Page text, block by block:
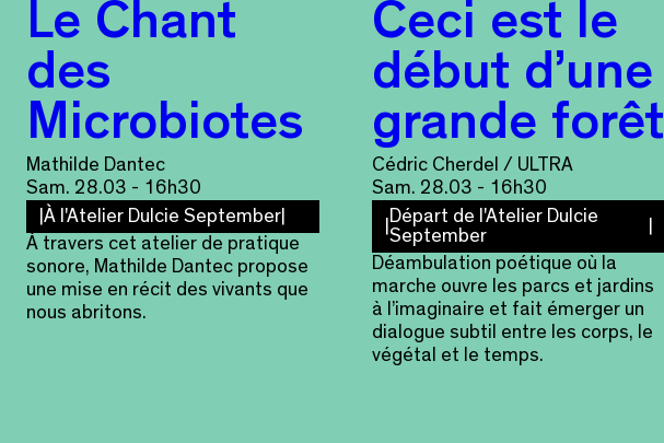
Le Chant
des
Microbiotes
Mathilde Dantec
Sam. 28.03 - 16h30
À l'Atelier Dulcie September
À travers cet atelier de pratique
sonore, Mathilde Dantec propose
une mise en récit des vivants que
nous abritons.
Ceci est le
début d’une
grande forêt
Cédric Cherdel / ULTRA
Sam. 28.03 - 16h30
Départ de l'Atelier Dulcie
September
Déambulation poétique où la
marche ouvre les parcs et jardins
à l’imaginaire et fait émerger un
dialogue subtil entre les corps, le
végétal et le temps.